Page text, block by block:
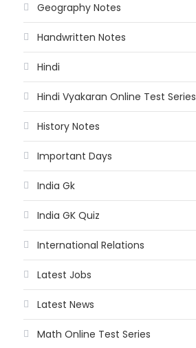
Geography Notes
Handwritten Notes
Hindi
Hindi Vyakaran Online Test Series
History Notes
Important Days
India Gk
India GK Quiz
International Relations
Latest Jobs
Latest News
Math Online Test Series